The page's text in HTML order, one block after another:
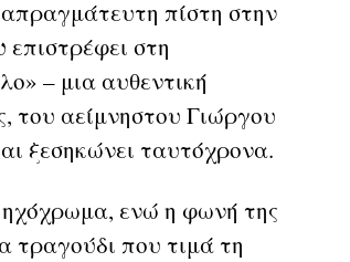
πίστη στην
επιστρέφει στη
– μια αυθεντική
του αείμνηστου Γιώργου
ξεσηκώνει ταυτόχρονα.
ηχόχρωμα, ενώ η φωνή της
τραγούδι που τιμά τη